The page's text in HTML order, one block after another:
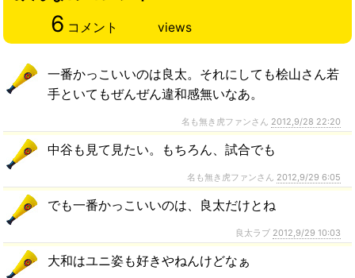
6 コメント views
一番かっこいいのは良太。それにしても桧山さん若
手といてもぜんぜん違和感無いなあ。
名も無き虎ファンさん 2012,9/28 22:20
中谷も見て見たい。もちろん、試合でも
名も無き虎ファンさん 2012,9/29 6:05
でも一番かっこいいのは、良太だけとね
良太ラブ 2012,9/29 10:03
大和はユニ姿も好きやねんけどなぁ